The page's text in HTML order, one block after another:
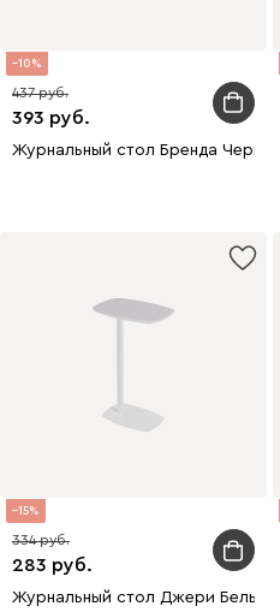
10
393
437
Журнальный стол Бренда Черный
15
283
334
Журнальный стол Джери Белый